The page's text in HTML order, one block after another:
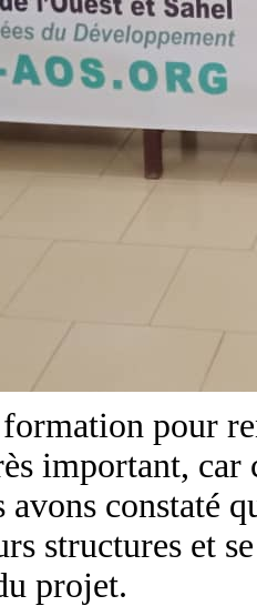
pour
important, car
constaté
structures et
projet.